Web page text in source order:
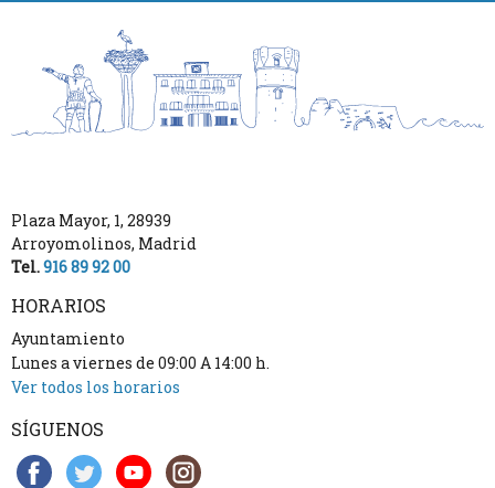
Plaza Mayor, 1, 28939
Arroyomolinos, Madrid
Tel.916 89 92 00
HORARIOS
Ayuntamiento
Lunes a viernes de 09:00 A 14:00 h.
Ver todos los horarios
SÍGUENOS